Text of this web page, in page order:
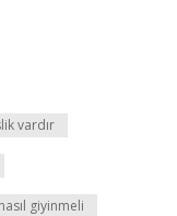
vardır
giyinmeli